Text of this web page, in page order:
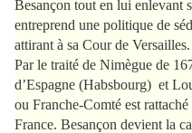
Besançon tout en lui enlevant
entreprend une politique de
attirant à sa Cour de Versailles.
Par le traité de Nimègue de
d’Espagne (Habsbourg) et
ou Franche-Comté est
France. Besançon devient la